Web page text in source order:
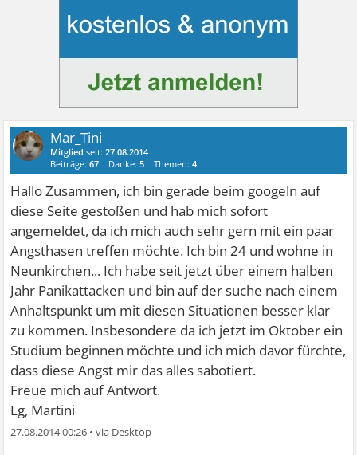
Mar_Tini
Mitglied seit:27.08.2014
Beiträge:67 Danke:5 Themen:4
Hallo Zusammen, ich bin gerade beim googeln auf
diese Seite gestoßen und hab mich sofort
angemeldet, da ich mich auch sehr gern mit ein paar
Angsthasen treffen möchte. Ich bin 24 und wohne in
Neunkirchen... Ich habe seit jetzt über einem halben
Jahr Panikattacken und bin auf der suche nach einem
Anhaltspunkt um mit diesen Situationen besser klar
zu kommen. Insbesondere da ich jetzt im Oktober ein
Studium beginnen möchte und ich mich davor fürchte,
dass diese Angst mir das alles sabotiert.
Freue mich auf Antwort.
Lg, Martini
27.08.2014 00:26 •